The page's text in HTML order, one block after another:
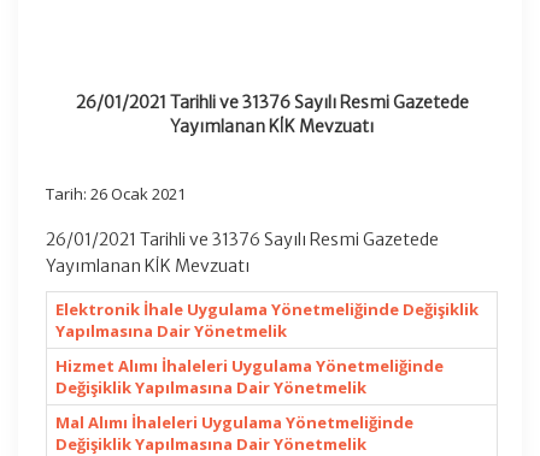
26/01/2021 Tarihli ve 31376 Sayılı Resmi Gazetede
Yayımlanan KİK Mevzuatı
Tarih: 26 Ocak 2021
26/01/2021 Tarihli ve 31376 Sayılı Resmi Gazetede
Yayımlanan KİK Mevzuatı
Elektronik İhale Uygulama Yönetmeliğinde Değişiklik
Yapılmasına Dair Yönetmelik
Hizmet Alımı İhaleleri Uygulama Yönetmeliğinde
Değişiklik Yapılmasına Dair Yönetmelik
Mal Alımı İhaleleri Uygulama Yönetmeliğinde
Değişiklik Yapılmasına Dair Yönetmelik